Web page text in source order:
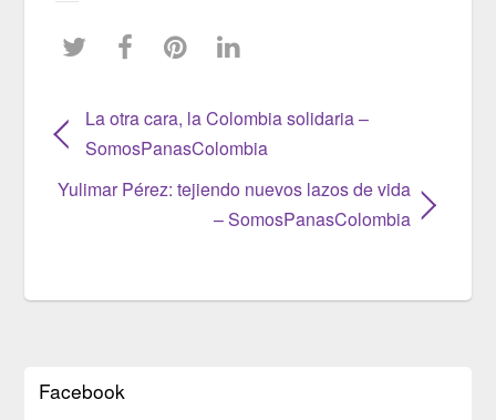
La otra cara, la Colombia solidaria –
SomosPanasColombia
Yulimar Pérez: tejiendo nuevos lazos de vida
– SomosPanasColombia
Facebook